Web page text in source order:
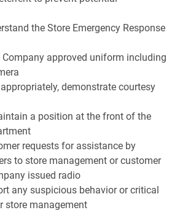
the Store Emergency Response
Company approved uniform including
demonstrate courtesy
a position at the front of the
requests for assistance by
to store management or customer
issued radio
any suspicious behavior or critical
store management